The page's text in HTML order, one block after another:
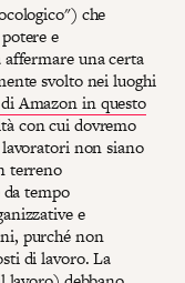
che
e
una certa
svolto nei luoghi
Amazon in questo
con cui dovremo
non siano
terreno
tempo
e
purché non
di lavoro. La